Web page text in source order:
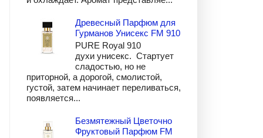
Древесный Парфюм для
Гурманов Унисекс FM 910
PURE Royal 910
духи унисекс. Стартует
сладостью, но не
приторной, а дорогой, смолистой,
густой, затем начинает переливаться,
появляется...
Безмятежный Цветочно
Фруктовый Парфюм FM